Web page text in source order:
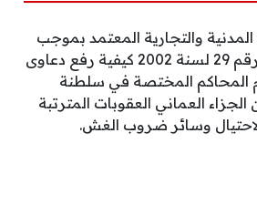
المدنية والتجارية المعتمد بموجب
المرسوم السلطاني رقم 29 لسنة 2002 كيفية رفع دعاوى
المحاكم المختصة في سلطنة
العماني العقوبات المترتبة
وسائر ضروب الغش.